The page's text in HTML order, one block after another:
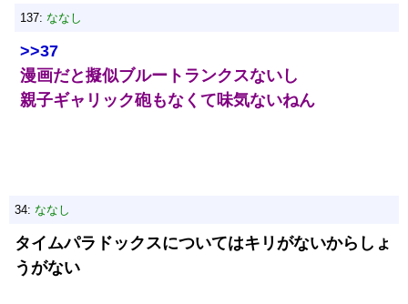
137: ななし
>>37
漫画だと擬似ブルートランクスないし
親子ギャリック砲もなくて味気ないねん
34: ななし
タイムパラドックスについてはキリがないからしょ
うがない